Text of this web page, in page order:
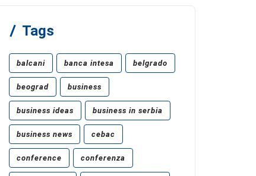
Tags
balcani banca intesa belgrado
beograd business
business ideas business in serbia
business news cebac
conference conferenza